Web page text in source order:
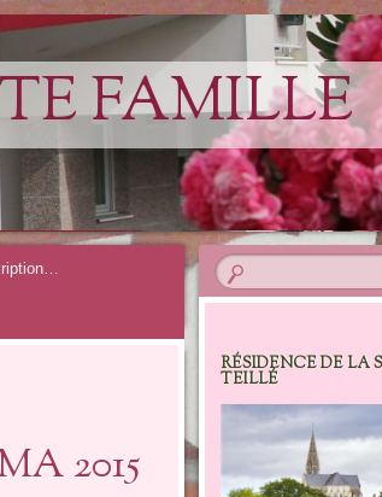
FAMILLE
2015
RÉSIDENCE DE LA
TEILLÉ